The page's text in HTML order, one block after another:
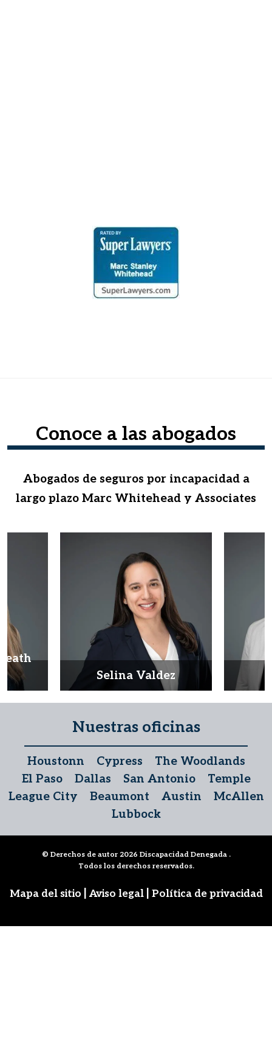
Selina Valdez
Conoce a las abogados
Abogados de seguros por incapacidad a
largo plazo Marc Whitehead y Associates
Nuestras oficinas
Houstonn Cypress
The Woodlands
El Paso
Dallas San Antonio
Temple
League City
Beaumont Austin
McAllen
Lubbock
© Derechos de autor 2026 Discapacidad Denegada .
Todos los derechos reservados.
Mapa del sitio Aviso legal Política de privacidad